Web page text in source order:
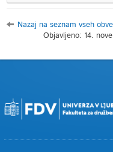
Nazaj na seznam vseh
Objavljeno: 14.